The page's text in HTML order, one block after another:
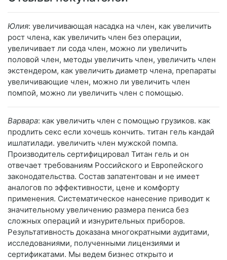
Юлия: увеличивающая насадка на член, как увеличить
рост члена, как увеличить член без операции,
увеличивает ли сода член, можно ли увеличить
половой член, методы увеличить член, увеличить член
экстендером, как увеличить диаметр члена, препараты
увеличивающие член, можно ли увеличить член
помпой, можно ли увеличить член с помощью.
Варвара: как увеличить член с помощью грузиков. как
продлить секс если хочешь кончить. титан гель кандай
ишлатилади. увеличить член мужской помпа.
Производитель сертифицировал Титан гель и он
отвечает требованиям Российского и Европейского
законодательства. Состав запатентован и не имеет
аналогов по эффективности, цене и комфорту
применения. Систематическое нанесение приводит к
значительному увеличению размера пениса без
сложных операций и изнурительных приборов.
Результативность доказана многократными аудитами,
исследованиями, полученными лицензиями и
сертификатами. Мы ведем бизнес открыто и